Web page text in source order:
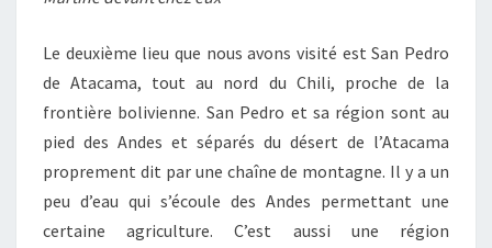
Le deuxième lieu que nous avons visité est San Pedro
de Atacama, tout au nord du Chili, proche de la
frontière bolivienne. San Pedro et sa région sont au
pied des Andes et séparés du désert de l’Atacama
proprement dit par une chaîne de montagne. Il y a un
peu d’eau qui s’écoule des Andes permettant une
certaine agriculture. C’est aussi une région